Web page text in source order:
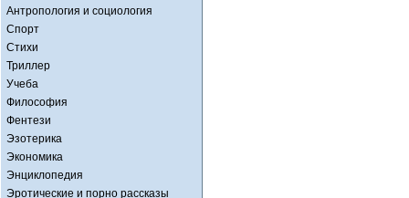
Антропология и социология
Спорт
Стихи
Триллер
Учеба
Философия
Фентези
Эзотерика
Экономика
Энциклопедия
Эротические и порно рассказы